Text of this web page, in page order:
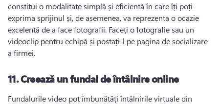
constitui o modalitate simplă și eficientă în care îți poți
exprima sprijinul și, de asemenea, va reprezenta o ocazie
excelentă de a face fotografii. Faceți o fotografie sau un
videoclip pentru echipă și postați-l pe pagina de socializare
a firmei.
11.Creează un fundal de întâlnire online
Fundalurile video pot îmbunătăți întâlnirile virtuale din